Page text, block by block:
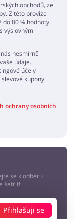
obchodů, ze
Z této provize
do 80 % hodnoty
výslovným
nesmírně
údaje.
účely
kupony
ochrany osobních
se k odběru
šetřit!
Přihlašuji se